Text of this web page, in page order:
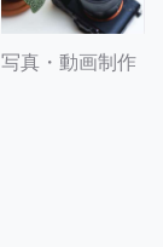
写真・動画制作